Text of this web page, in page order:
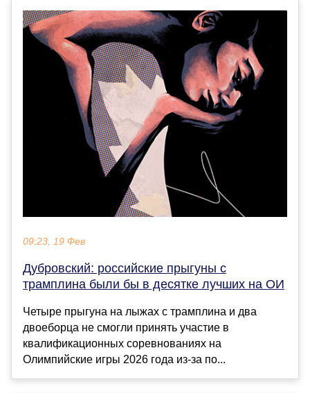
09:23, 19 Фев
Дубровский: российские прыгуны с
трамплина были бы в десятке лучших на ОИ
Четыре прыгуна на лыжах с трамплина и два
двоеборца не смогли принять участие в
квалификационных соревнованиях на
Олимпийские игры 2026 года из-за по...